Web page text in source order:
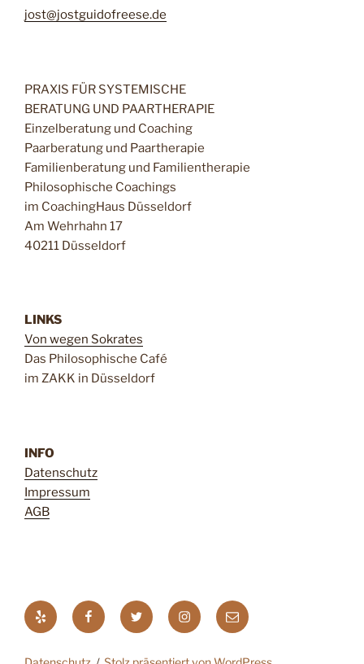
jost@jostguidofreese.de
PRAXIS FÜR SYSTEMISCHE
BERATUNG UND PAARTHERAPIE
Einzelberatung und Coaching
Paarberatung und Paartherapie
Familienberatung und Familientherapie
Philosophische Coachings
im CoachingHaus Düsseldorf
Am Wehrhahn 17
40211 Düsseldorf
LINKS
Von wegen Sokrates
Das Philosophische Café
im ZAKK in Düsseldorf
INFO
Datenschutz
Impressum
AGB
Yelp FacebookTwitter Instagram
E-
Mail